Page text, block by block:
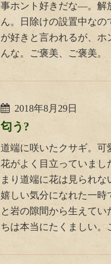
事ホント好きだな―。解
ん。日除けの設置中な
が好きと言われるが、ホ
んな。ご褒美、ご褒美。
2018年8月29日
匂う?
道端に咲いたクサギ。可
花がよく目立っていまし
まり道端に花は見られな
嬉しい気分になれた一時
と岩の隙間から生えてい
ちは本当にたくましい